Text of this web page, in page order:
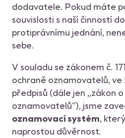
dodavatele. Pokud máte
souvislosti s naší činností
protiprávnímu jednání,
sebe.
V souladu se zákonem č.
ochraně oznamovatelů, ve
předpisů (dále jen „zákon
oznamovatelů“), jsme
oznamovací systém,
naprostou důvěrnost.